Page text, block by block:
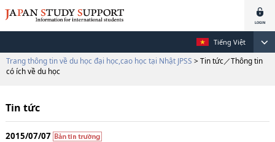
Tiếng Việt
Trang thông tin về du học đại học,cao học tại Nhật JPSS > Tin tức／Thông tin
có ích về du học
Tin tức
2015/07/07